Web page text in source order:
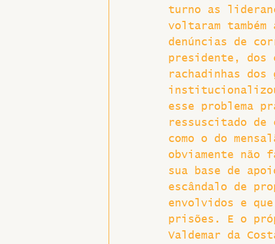
turno as
voltaram
denúncias de
presidente, dos
rachadinhas
institucionalizou
esse problema
ressuscitado de
como o do
obviamente não
sua base de
escândalo de
envolvidos e
prisões. E o
Valdemar da